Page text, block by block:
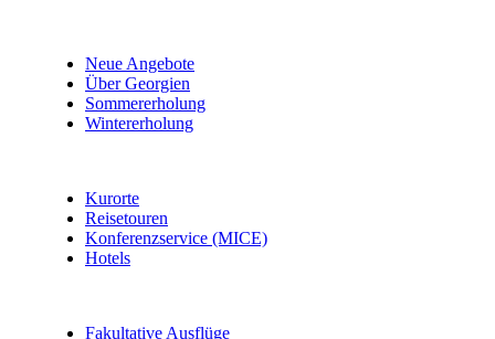
Neue Angebote
Über Georgien
Sommererholung
Wintererholung
Kurorte
Reisetouren
Konferenzservice (MICE)
Hotels
Fakultative Ausflüge